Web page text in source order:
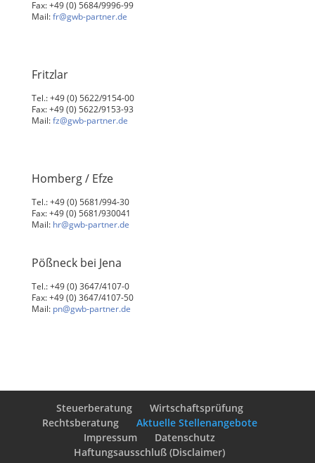
Fax: +49 (0) 5684/9996-99
Mail:fr@gwb-partner.de
Fritzlar
Tel.: +49 (0) 5622/9154-00
Fax: +49 (0) 5622/9153-93
Mail:fz@gwb-partner.de
Homberg / Efze
Tel.: +49 (0) 5681/994-30
Fax: +49 (0) 5681/930041
Mail: hr@gwb-partner.de
Pößneck bei Jena
Tel.: +49 (0) 3647/4107-0
Fax: +49 (0) 3647/4107-50
Mail: pn@gwb-partner.de
Steuerberatung
Wirtschaftsprüfung
Rechtsberatung
Aktuelle Stellenangebote
Impressum
Datenschutz
Haftungsausschluß (Disclaimer)